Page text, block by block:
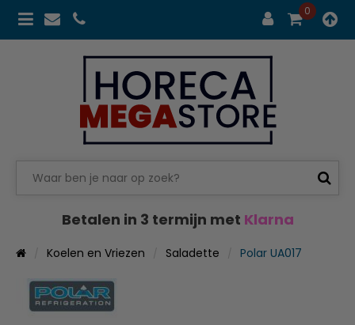
0
Betalen in 3 termijn met Klarna
Koelen en Vriezen Saladette Polar UA017